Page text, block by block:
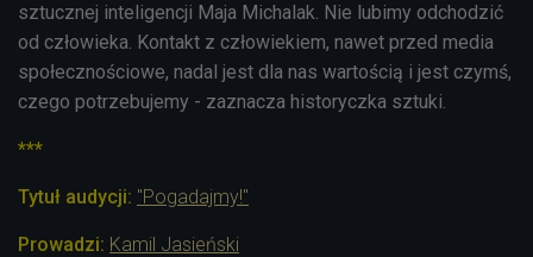
sztucznej inteligencji Maja Michalak. Nie lubimy odchodzić
od człowieka. Kontakt z człowiekiem, nawet przed media
społecznościowe, nadal jest dla nas wartością i jest czymś,
czego potrzebujemy - zaznacza historyczka sztuki.
***
Tytuł audycji: "Pogadajmy!"
Prowadzi: Kamil Jasieński